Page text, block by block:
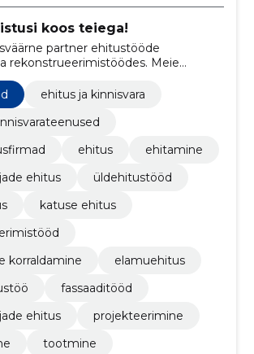
koos teiega!
partner ehitustööde
rekonstrueerimistöödes. Meie
kvaliteetseid ja kestvaid ehitisi,
standarditele.
ehitus ja kinnisvara
ehitus
ehitamine
ehitus
üldehitustööd
katuse ehitus
korraldamine
elamuehitus
fassaaditööd
ehitus
projekteerimine
tootmine